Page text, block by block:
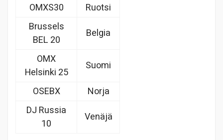
OMXS30
Ruotsi
Brussels
BEL 20
Belgia
OMX
Helsinki 25
Suomi
OSEBX
Norja
DJ Russia
10
Venäjä